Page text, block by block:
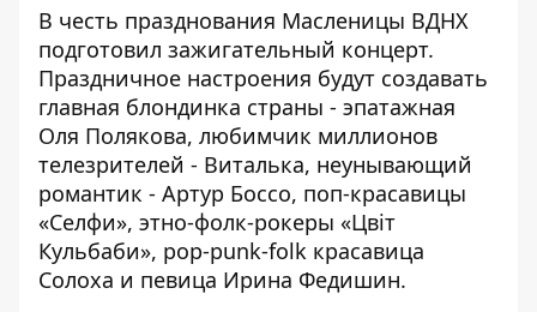
В честь празднования Масленицы ВДНХ
подготовил зажигательный концерт.
Праздничное настроения будут создавать
главная блондинка страны - эпатажная
Оля Полякова, любимчик миллионов
телезрителей - Виталька, неунывающий
романтик - Артур Боссо, поп-красавицы
«Селфи», этно-фолк-рокеры «Цвіт
Кульбаби», рop-рunk-folk красавица
Солоха и певица Ирина Федишин.